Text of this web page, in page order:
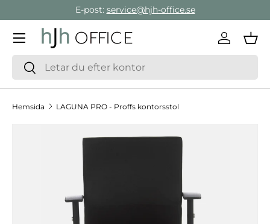
Gå direkt till innehållet
E-post: service@hjh-office.se
SökSök
Logga in
Meny
Hemsida LAGUNA PRO - Proffs kontorsstol
Hoppa till produktinformation